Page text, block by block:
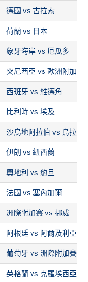
德國 vs 古拉索
荷蘭 vs 日本
象牙海岸 vs 厄瓜多
突尼西亞 vs 歐洲附加賽
西班牙 vs 維德角
比利時 vs 埃及
沙烏地阿拉伯 vs 烏拉圭
伊朗 vs 紐西蘭
奧地利 vs 約旦
法國 vs 塞內加爾
洲際附加賽 vs 挪威
阿根廷 vs 阿爾及利亞
葡萄牙 vs 洲際附加賽1
英格蘭 vs 克羅埃西亞